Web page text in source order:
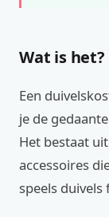
Wat is het?
Een
je de
Het bestaat
accessoires
speels